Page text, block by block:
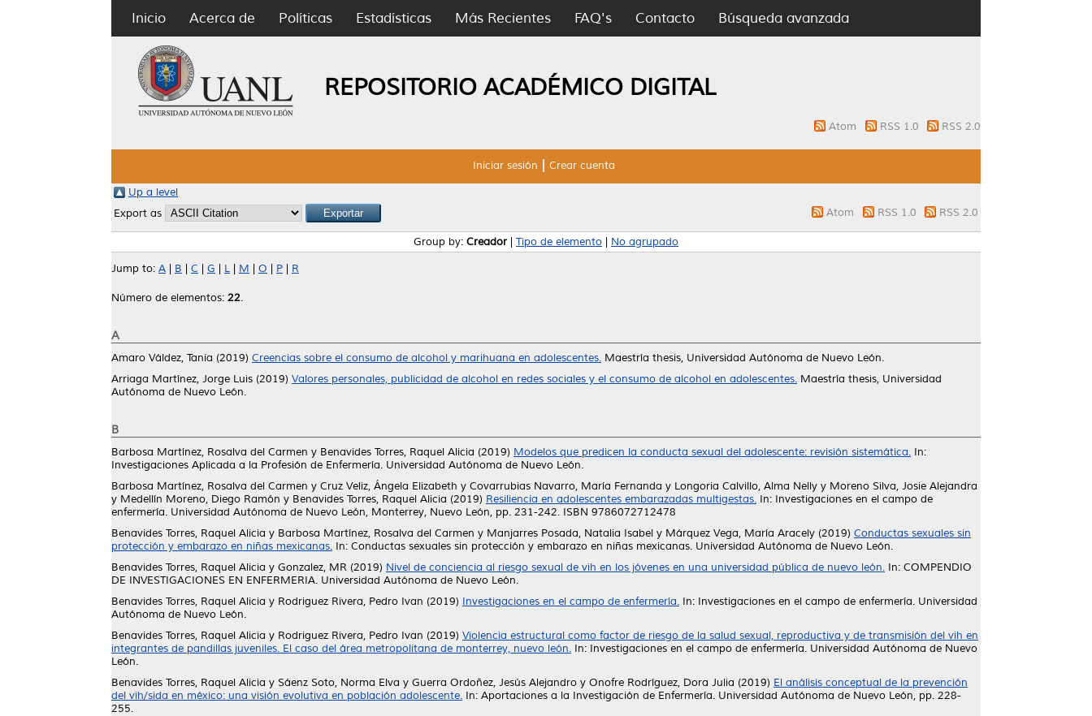
Inicio Acerca de Políticas Estadísticas Más Recientes FAQ's Contacto Búsqueda avanzada
REPOSITORIO ACADÉMICO DIGITAL
Atom RSS 1.0 RSS 2.0
Iniciar sesión Crear cuenta
Up a level
Export as
Atom RSS 1.0 RSS 2.0
Group by: Creador Tipo de elemento No agrupado
Jump to: A B C G L M O P R
Número de elementos: 22.
A
Amaro Váldez, Tania (2019) Creencias sobre el consumo de alcohol y marihuana en adolescentes. Maestría thesis, Universidad Autónoma de Nuevo León.
Arriaga Martínez, Jorge Luis (2019) Valores personales, publicidad de alcohol en redes sociales y el consumo de alcohol en adolescentes. Maestría thesis, Universidad
Autónoma de Nuevo León.
B
Barbosa Martínez, Rosalva del Carmen y Benavides Torres, Raquel Alicia (2019) Modelos que predicen la conducta sexual del adolescente: revisión sistemática. In:
Investigaciones Aplicada a la Profesión de Enfermería. Universidad Autónoma de Nuevo León.
Barbosa Martínez, Rosalva del Carmen y Cruz Veliz, Ángela Elizabeth y Covarrubias Navarro, María Fernanda y Longoria Calvillo, Alma Nelly y Moreno Silva, Josie Alejandra
y Medellín Moreno, Diego Ramón y Benavides Torres, Raquel Alicia (2019) Resiliencia en adolescentes embarazadas multigestas. In: Investigaciones en el campo de
enfermería. Universidad Autónoma de Nuevo León, Monterrey, Nuevo León, pp. 231-242. ISBN 9786072712478
Benavides Torres, Raquel Alicia y Barbosa Martínez, Rosalva del Carmen y Manjarres Posada, Natalia Isabel y Márquez Vega, María Aracely (2019) Conductas sexuales sin
protección y embarazo en niñas mexicanas. In: Conductas sexuales sin protección y embarazo en niñas mexicanas. Universidad Autónoma de Nuevo León.
Benavides Torres, Raquel Alicia y Gonzalez, MR (2019) Nivel de conciencia al riesgo sexual de vih en los jóvenes en una universidad pública de nuevo león. In: COMPENDIO
DE INVESTIGACIONES EN ENFERMERIA. Universidad Autónoma de Nuevo León.
Benavides Torres, Raquel Alicia y Rodriguez Rivera, Pedro Ivan (2019) Investigaciones en el campo de enfermería. In: Investigaciones en el campo de enfermería. Universidad
Autónoma de Nuevo León.
Benavides Torres, Raquel Alicia y Rodriguez Rivera, Pedro Ivan (2019) Violencia estructural como factor de riesgo de la salud sexual, reproductiva y de transmisión del vih en
integrantes de pandillas juveniles. El caso del área metropolitana de monterrey, nuevo león. In: Investigaciones en el campo de enfermería. Universidad Autónoma de Nuevo
León.
Benavides Torres, Raquel Alicia y Sáenz Soto, Norma Elva y Guerra Ordoñez, Jesús Alejandro y Onofre Rodríguez, Dora Julia (2019) El análisis conceptual de la prevención
del vih/sida en méxico: una visión evolutiva en población adolescente. In: Aportaciones a la Investigación de Enfermería. Universidad Autónoma de Nuevo León, pp. 228-
255.